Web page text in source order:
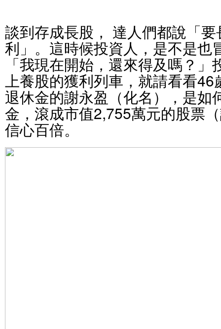
談到存成長股， 達人們都說「
利」。這時候投資人，是不是也
「我現在開始，還來得及嗎？
上養股的獲利列車，就請看看
退休金的謝永盈（化名），是如
金，滾成市值2,755萬元的股票
信心百倍。